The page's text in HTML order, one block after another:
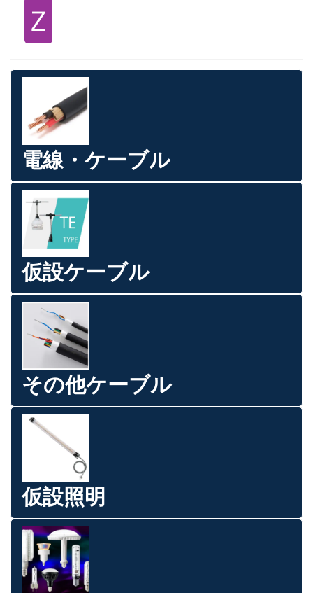
Ｚ
電線・ケーブル
仮設ケーブル
その他ケーブル
仮設照明